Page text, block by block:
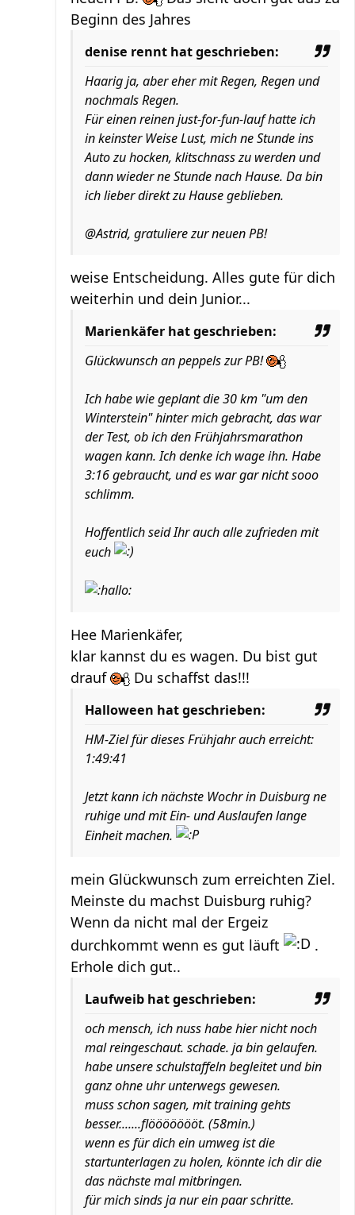
Beginn des Jahres
denise rennt hat geschrieben:
Haarig ja, aber eher mit Regen, Regen und
nochmals Regen.
Für einen reinen just-for-fun-lauf hatte ich
in keinster Weise Lust, mich ne Stunde ins
Auto zu hocken, klitschnass zu werden und
dann wieder ne Stunde nach Hause. Da bin
ich lieber direkt zu Hause geblieben.
@Astrid, gratuliere zur neuen PB!
weise Entscheidung. Alles gute für dich
weiterhin und dein Junior...
Marienkäfer hat geschrieben:
Glückwunsch an peppels zur PB!
Ich habe wie geplant die 30 km "um den
Winterstein" hinter mich gebracht, das war
der Test, ob ich den Frühjahrsmarathon
wagen kann. Ich denke ich wage ihn. Habe
3:16 gebraucht, und es war gar nicht sooo
schlimm.
Hoffentlich seid Ihr auch alle zufrieden mit
euch
Hee Marienkäfer,
klar kannst du es wagen. Du bist gut
drauf
Du schaffst das!!!
Halloween hat geschrieben:
HM-Ziel für dieses Frühjahr auch erreicht:
1:49:41
Jetzt kann ich nächste Wochr in Duisburg ne
ruhige und mit Ein- und Auslaufen lange
Einheit machen.
mein Glückwunsch zum erreichten Ziel.
Meinste du machst Duisburg ruhig?
Wenn da nicht mal der Ergeiz
durchkommt wenn es gut läuft
.
Erhole dich gut..
Laufweib hat geschrieben:
och mensch, ich nuss habe hier nicht noch
mal reingeschaut. schade. ja bin gelaufen.
habe unsere schulstaffeln begleitet und bin
ganz ohne uhr unterwegs gewesen.
muss schon sagen, mit training gehts
besser.......flöööööööt. (58min.)
wenn es für dich ein umweg ist die
startunterlagen zu holen, könnte ich dir die
das nächste mal mitbringen.
für mich sinds ja nur ein paar schritte.